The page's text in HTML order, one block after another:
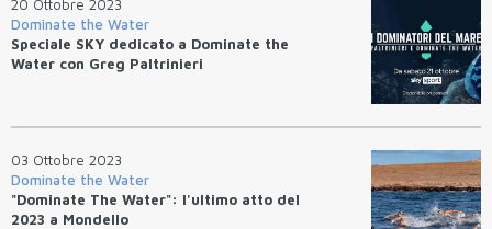
20 Ottobre 2023
Dominate the Water
Speciale SKY dedicato a Dominate the
Water con Greg Paltrinieri
03 Ottobre 2023
Dominate the Water
"Dominate The Water": l'ultimo atto del
2023 a Mondello